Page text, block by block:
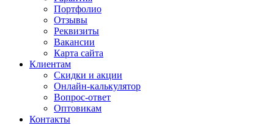
Портфолио
Отзывы
Реквизиты
Вакансии
Карта сайта
Клиентам
Скидки и акции
Онлайн-калькулятор
Вопрос-ответ
Оптовикам
Контакты